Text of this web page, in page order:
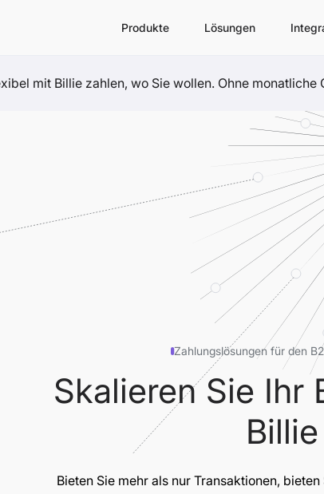
Produkte Lösungen
mit Billie zahlen, wo Sie wollen. Ohne monatliche
Zahlungslösungen für den
Skalieren Sie Ihr
Billie
Bieten Sie mehr als nur Transaktionen,